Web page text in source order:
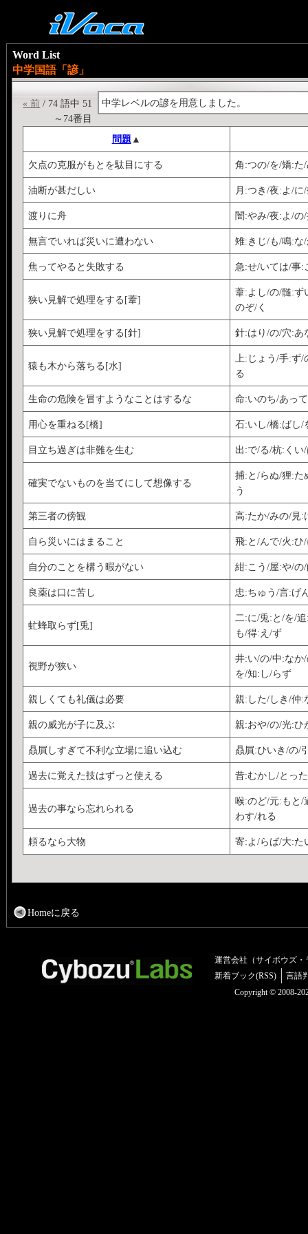
Word List
中学国語「諺」
中学レベルの諺を用意しました。
« 前 / 74 語中 51
～74番目
問題 ▲
欠点の克服がもとを駄目にする 角:つの/を/矯:た
油断が甚だしい 月:つき/夜:よ/
渡りに舟 闇:やみ/夜:よ/の
無言でいれば災いに遭わない 雉:きじ/も/鳴:な
焦ってやると失敗する 急:せ/いては/事:
狭い見解で処理をする[葦]
葦:よし/の/髄:ず
のぞ/く
狭い見解で処理をする[針] 針:はり/の/穴:あ
猿も木から落ちる[水]
上:じょう/手:ず
る
生命の危険を冒すようなことはするな 命:いのち/あっ
用心を重ねる[橋] 石:いし/橋:ばし/
目立ち過ぎは非難を生む 出:で/る/杭:くい
確実でないものを当てにして想像する
捕:と/らぬ/狸:た
う
第三者の傍観 高:たか/みの/見:
自ら災いにはまること 飛:と/んで/火:ひ
自分のことを構う暇がない 紺:こう/屋:や/の
良薬は口に苦し 忠:ちゅう/言:げ
虻蜂取らず[兎]
二:に/兎:と/を/
も/得:え/ず
視野が狭い
井:い/の/中:なか
を/知:し/らず
親しくても礼儀は必要 親:した/しき/仲:
親の威光が子に及ぶ 親:おや/の/光:ひ
贔屓しすぎて不利な立場に追い込む 贔屓:ひいき/の/
過去に覚えた技はずっと使える 昔:むかし/とっ
過去の事なら忘れられる
喉:のど/元:もと/
わす/れる
頼るなら大物 寄:よ/らば/大:た
Homeに戻る
運営会社（サイボウズ・
新着ブック(RSS)
言語
Copyright © 2008-